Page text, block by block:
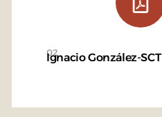
02
Ignacio González-SCT